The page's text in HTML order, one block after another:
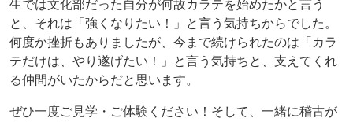
生では文化部だった自分が何故カラテを始めたかと言う
と、それは「強くなりたい！」と言う気持ちからでした。
何度か挫折もありましたが、今まで続けられたのは「カラ
テだけは、やり遂げたい！」と言う気持ちと、支えてくれ
る仲間がいたからだと思います。
ぜひ一度ご見学・ご体験ください！そして、一緒に稽古が